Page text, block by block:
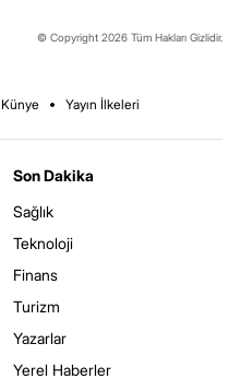
© Copyright 2026 Tüm Hakları Gizlidir.
Künye Yayın İlkeleri
Son Dakika
Sağlık
Teknoloji
Finans
Turizm
Yazarlar
Yerel Haberler